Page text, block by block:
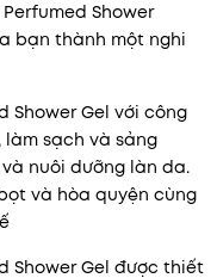
Shower
bạn thành một nghi
Shower Gel với công
sạch và sảng
nuôi dưỡng làn da.
và hòa quyện cùng
Shower Gel được thiết